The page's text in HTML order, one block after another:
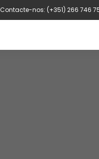
Contacte-nos: (+351) 266 746